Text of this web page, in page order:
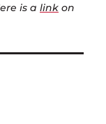
is a link on